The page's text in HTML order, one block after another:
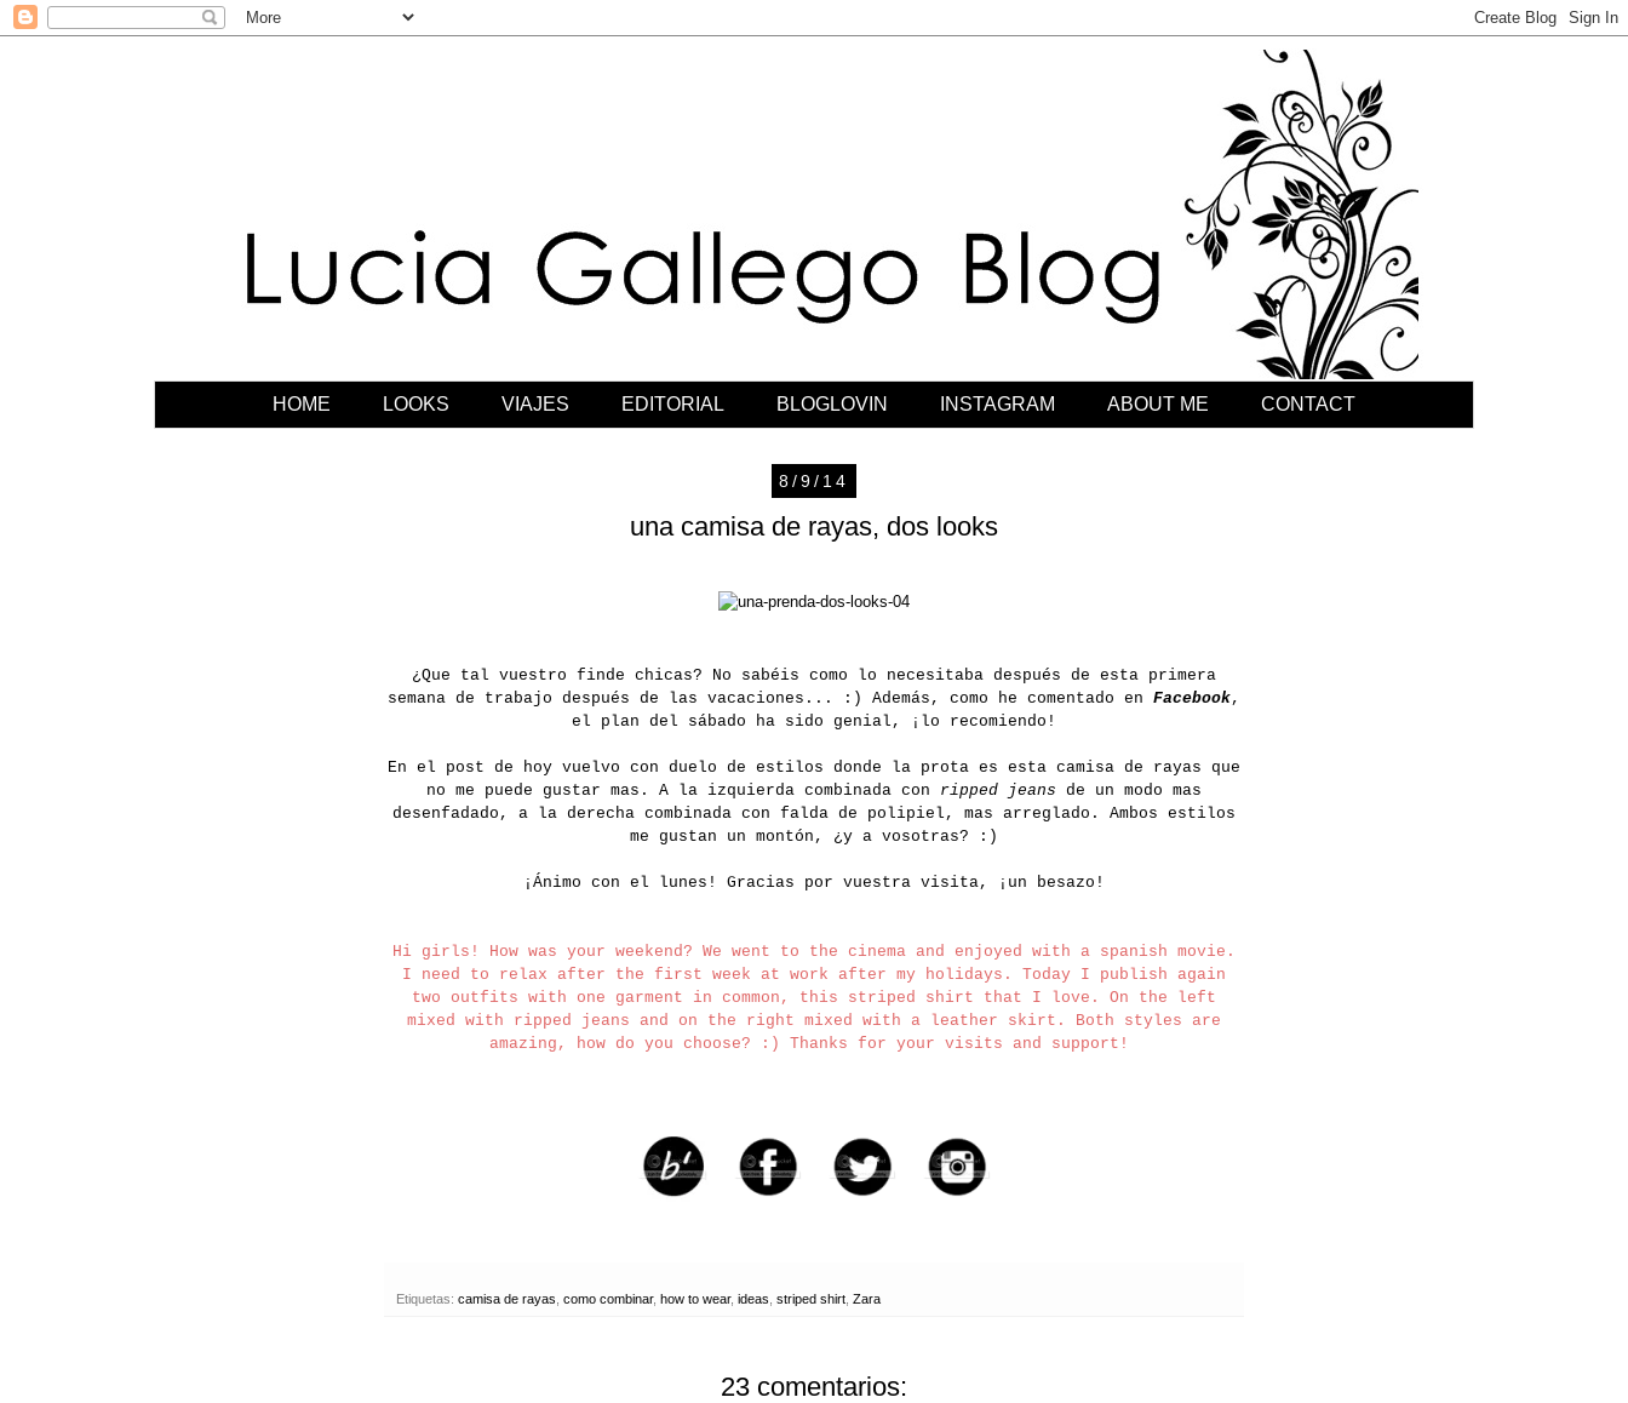
HOME LOOKS VIAJES EDITORIAL BLOGLOVIN INSTAGRAM ABOUT ME CONTACT
8/9/14
una camisa de rayas, dos looks
¿Que tal vuestro finde chicas? No sabéis como lo necesitaba después de esta primera
semana de trabajo después de las vacaciones... :) Además, como he comentado en Facebook,
el plan del sábado ha sido genial, ¡lo recomiendo!
En el post de hoy vuelvo con duelo de estilos donde la prota es esta camisa de rayas que
no me puede gustar mas. A la izquierda combinada con ripped jeans de un modo mas
desenfadado, a la derecha combinada con falda de polipiel, mas arreglado. Ambos estilos
me gustan un montón, ¿y a vosotras? :)
¡Ánimo con el lunes! Gracias por vuestra visita, ¡un besazo!
Hi girls! How was your weekend? We went to the cinema and enjoyed with a spanish movie.
I need to relax after the first week at work after my holidays. Today I publish again
two outfits with one garment in common, this striped shirt that I love. On the left
mixed with ripped jeans and on the right mixed with a leather skirt. Both styles are
amazing, how do you choose? :) Thanks for your visits and support!
Etiquetas: camisa de rayas como combinar, how to wear, ideas striped shirt Zara
23 comentarios: